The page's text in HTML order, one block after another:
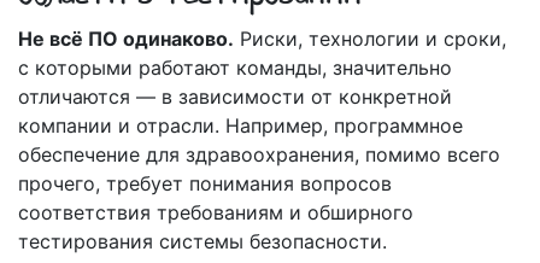
Не всё ПО одинаково. Риски, технологии и сроки,
с которыми работают команды, значительно
отличаются — в зависимости от конкретной
компании и отрасли. Например, программное
обеспечение для здравоохранения, помимо всего
прочего, требует понимания вопросов
соответствия требованиям и обширного
тестирования системы безопасности.